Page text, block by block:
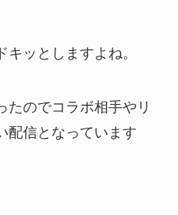
キッとしますよね。
たのでコラボ相手やリ
配信となっています